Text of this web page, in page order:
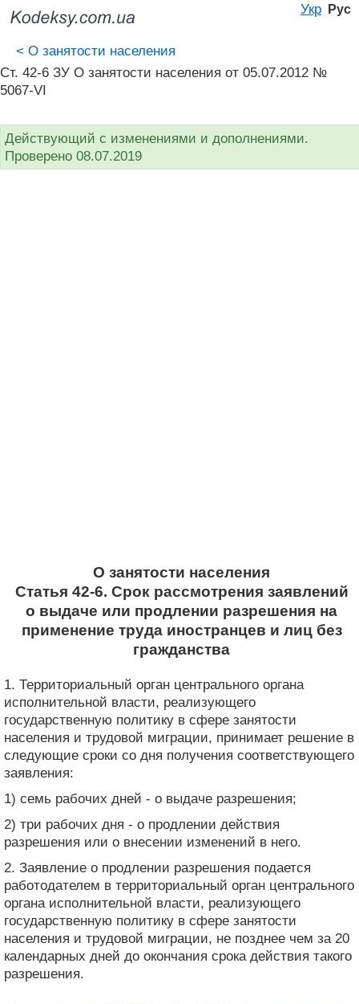
Укр Рус
< О занятости населения
Ст. 42-6 ЗУ О занятости населения от 05.07.2012 №
5067-VI
Действующий с изменениями и дополнениями.
Проверено 08.07.2019
О занятости населения
Статья 42-6. Срок рассмотрения заявлений
о выдаче или продлении разрешения на
применение труда иностранцев и лиц без
гражданства
1. Территориальный орган центрального органа
исполнительной власти, реализующего
государственную политику в сфере занятости
населения и трудовой миграции, принимает решение в
следующие сроки со дня получения соответствующего
заявления:
1) семь рабочих дней - о выдаче разрешения;
2) три рабочих дня - о продлении действия
разрешения или о внесении изменений в него.
2. Заявление о продлении разрешения подается
работодателем в территориальный орган центрального
органа исполнительной власти, реализующего
государственную политику в сфере занятости
населения и трудовой миграции, не позднее чем за 20
календарных дней до окончания срока действия такого
разрешения.